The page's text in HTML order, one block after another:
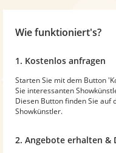
Wie funktioniert's?
1. Kostenlos anfragen
Starten Sie mit dem Button
Sie interessanten
Diesen Button finden Sie auf
Showkünstler.
2. Angebote erhalten &